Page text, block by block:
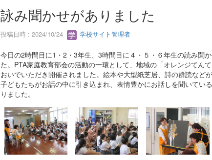
詠み聞かせがありました
投稿日時 : 2024/10/24 学校サイト管理者
今日の2時間目に1・2・3年生、3時間目に４・５・６年生の読み聞
た。PTA家庭教育部会の活動の一環として、地域の「オレンジてん
おいでいただき開催されました。絵本や大型紙芝居、詩の群読などが
子どもたちがお話の中に引き込まれ、表情豊かにお話しを聞いてい
りました。